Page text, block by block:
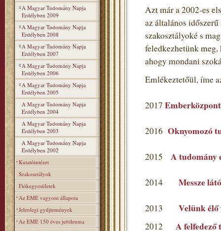
A Magyar Tudomány Napja
Erdélyben 2009
A Magyar Tudomány Napja
Erdélyben 2008
A Magyar Tudomány Napja
Erdélyben 2007
A Magyar Tudomány Napja
Erdélyben 2006
A Magyar Tudomány Napja
Erdélyben 2005
A Magyar Tudomány Napja
Erdélyben 2004
A Magyar Tudomány Napja
Erdélyben 2003
A Magyar Tudomány Napja
Erdélyben 2002
Kutatóintézet
Szakosztályok
Fiókegyesületek
Az EME vagyoni állapota
Jelenlegi gyűjtemények
Az EME 150 éves jubileuma
Azt már a 2002-es
az általános
szakosztályoké s
feledkezhetünk meg,
ahogy mondani
Emlékeztetőül, íme
2017
2016 Oknyomozó
2015 A tudomány
2014 Messze
2013 Velünk
2012 A felfedező